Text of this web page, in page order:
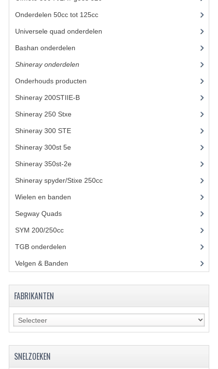
BRANDSTOF SYSTEEM
UITLAAT
SHINERAY 350ST-2E
ACCESSOIRES
BODY KAPPEN EN FRAME
Onderdelen 50cc tot 125cc(49)
Universele quad onderdelen
Bashan onderdelen
Shineray onderdelen
Onderhouds producten
Shineray 200STIIE-B(32)
Shineray 250 Stxe
Shineray 300 STE(69)
Shineray 300st 5e
Shineray 350st-2e
Shineray spyder/Stixe 250cc(306)
Wielen en banden
Segway Quads(6)
SYM 200/250cc(15)
TGB onderdelen
Velgen & Banden
FABRIKANTEN
SNELZOEKEN